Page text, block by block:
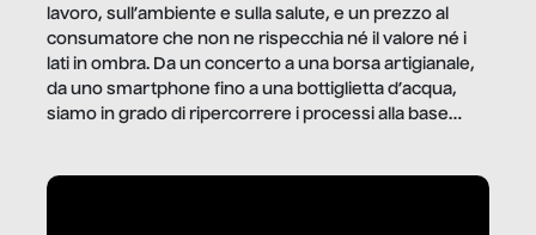
lavoro, sull’ambiente e sulla salute, e un prezzo al
consumatore che non ne rispecchia né il valore né i
lati in ombra. Da un concerto a una borsa artigianale,
da uno smartphone fino a una bottiglietta d’acqua,
siamo in grado di ripercorrere i processi alla base
dietro gli oggetti e i servizi che fanno la nostra vita